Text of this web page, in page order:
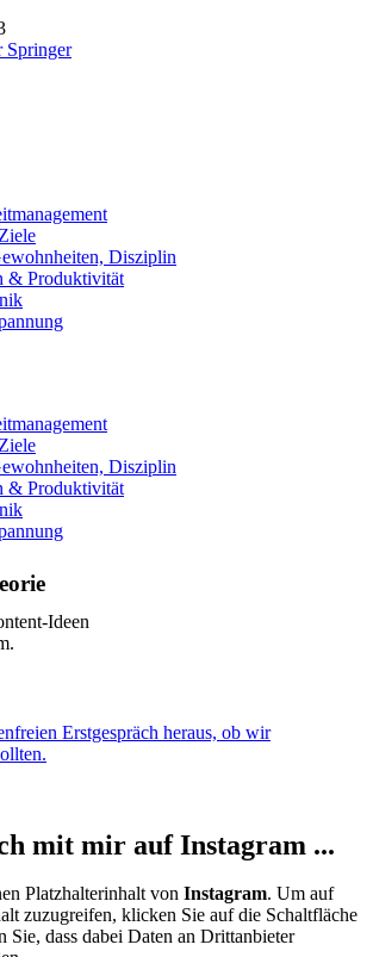
Springer
Disziplin
& Produktivität
Disziplin
& Produktivität
Ideen
Erstgespräch heraus, ob wir
mit mir auf Instagram ...
Platzhalterinhalt von Instagram. Um auf
zuzugreifen, klicken Sie auf die Schaltfläche
Sie, dass dabei Daten an Drittanbieter